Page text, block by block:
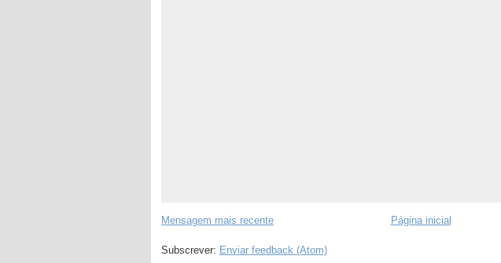
Mensagem mais recente Página inicial
Subscrever: Enviar feedback (Atom)